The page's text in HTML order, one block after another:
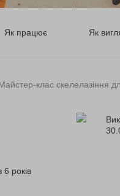
Як працює Як
клас скелелазіння
років